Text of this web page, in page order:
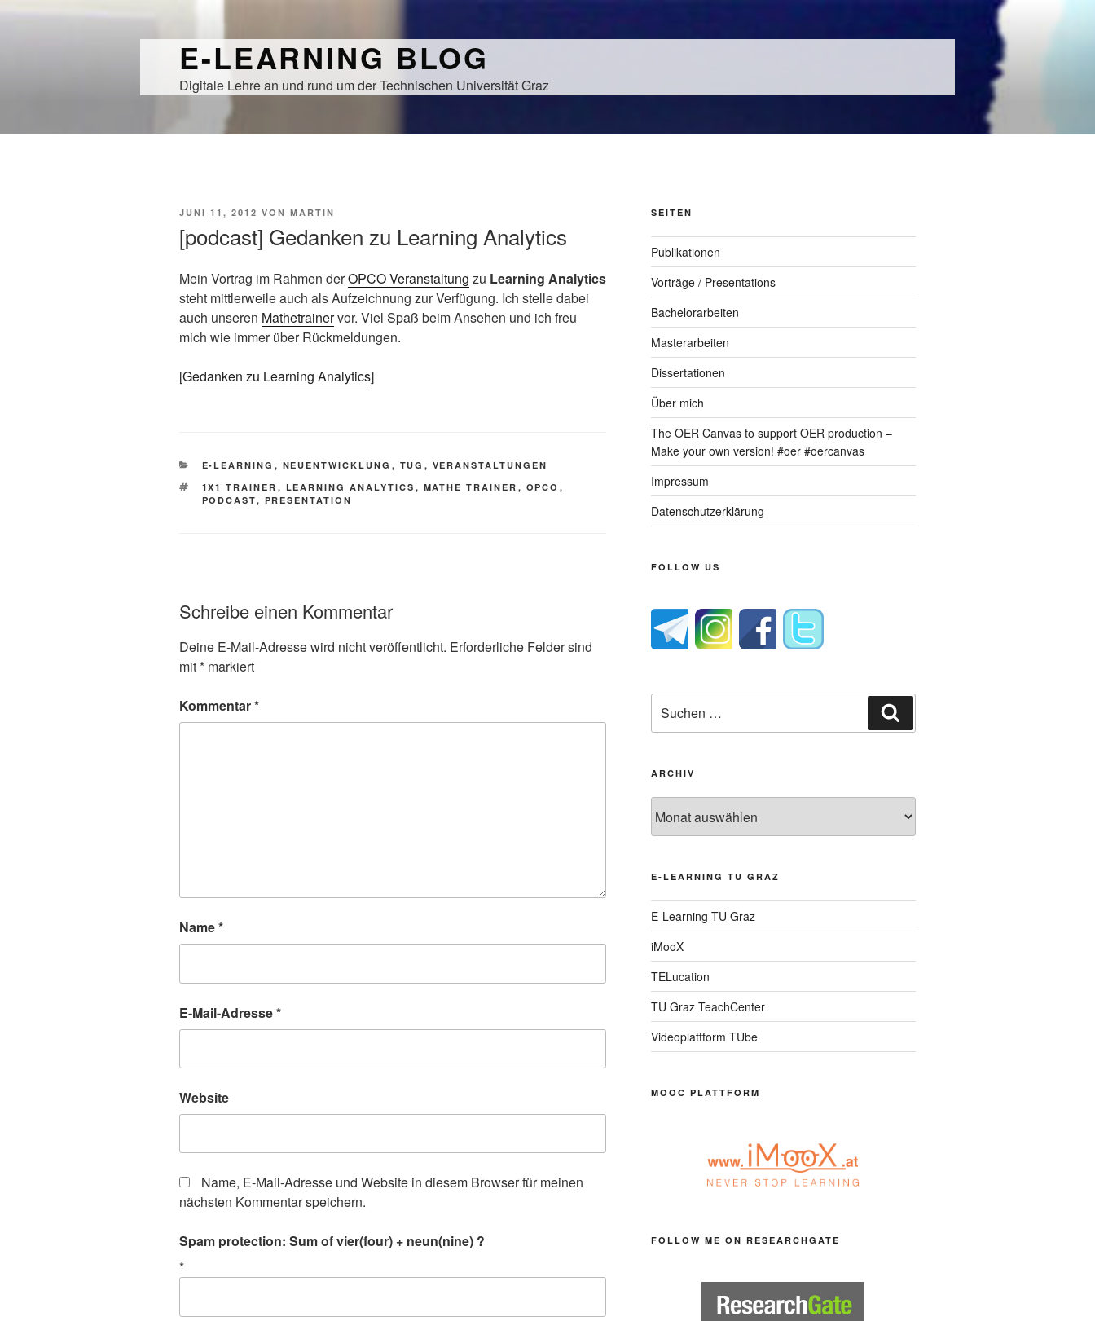
E-LEARNING BLOG
Digitale Lehre an und rund um der Technischen Universität Graz
VERÖFFENTLICHT
JUNI 11, 2012 VON MARTIN
[podcast] Gedanken zu Learning Analytics
Mein Vortrag im Rahmen derOPCO Veranstaltung zu Learning Analytics
steht mittlerweile auch als Aufzeichnung zur Verfügung. Ich stelle dabei
auch unseren Mathetrainervor. Viel Spaß beim Ansehen und ich freu
mich wie immer über Rückmeldungen.
[Gedanken zu Learning Analytics]
KATEGORIEN
E-LEARNING , NEUENTWICKLUNG , TUG , VERANSTALTUNGEN
SCHLAGWÖRTER
1X1 TRAINER , LEARNING ANALYTICS , MATHE TRAINER , OPCO ,
PODCAST, PRESENTATION
Schreibe einen Kommentar
Deine E-Mail-Adresse wird nicht veröffentlicht. Erforderliche Felder sind
mit* markiert
Kommentar*
Name*
E-Mail-Adresse*
Website
Name, E-Mail-Adresse und Website in diesem Browser für meinen
nächsten Kommentar speichern.
Spam protection: Sum of vier(four) + neun(nine) ?
*
SEITEN
Publikationen
Vorträge / Presentations
Bachelorarbeiten
Masterarbeiten
Dissertationen
Über mich
The OER Canvas to support OER production –
Make your own version! #oer #oercanvas
Impressum
Datenschutzerklärung
FOLLOW US
nach:
ARCHIV
E-LEARNING TU GRAZ
E-Learning TU Graz
iMooX
TELucation
TU Graz TeachCenter
Videoplattform TUbe
MOOC PLATTFORM
FOLLOW ME ON RESEARCHGATE